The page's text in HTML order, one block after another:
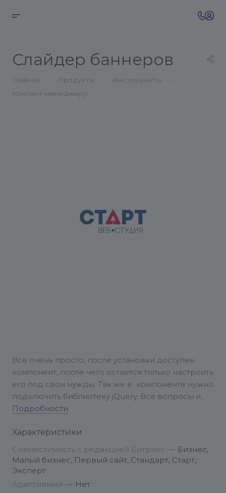
Слайдер баннеров
Главная Продукты Инструменты
Контент-менеджеру
Все очень просто, после установки доступен
компонент, после чего остается только настроить
его под свои нужды. Так же в компоненте нужно
подключить библиотеку jQuery. Все вопросы и
предложения отправляйте на e-mail:
что ответ на письмо может быть более одного
рабочего дня). В теме указывайте название
модуля.
Подробности
Характеристики
Совместимость с редакцией Битрикс — Бизнес,
Малый бизнес, Первый сайт, Стандарт, Старт,
Эксперт
Адаптивный — Нет